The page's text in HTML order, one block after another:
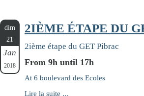
dim
21
Jan
2018
2IÈME ÉTAPE DU
2ième étape du GET Pibrac
From 9h until 17h
At 6 boulevard des Ecoles
Lire la suite ...